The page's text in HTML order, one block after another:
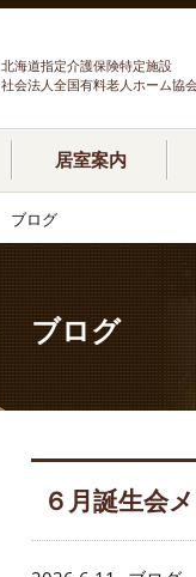
北海道指定介護保険特定施設
社会法人全国有料老人ホーム協
居室案内
ブログ
ブログ
６月誕生会